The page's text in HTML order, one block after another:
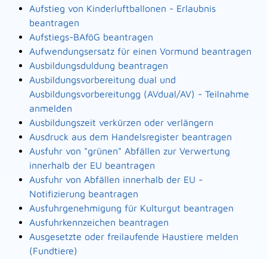
Aufstieg von Kinderluftballonen - Erlaubnis
beantragen
Aufstiegs-BAföG beantragen
Aufwendungsersatz für einen Vormund beantragen
Ausbildungsduldung beantragen
Ausbildungsvorbereitung dual und
Ausbildungsvorbereitungg (AVdual/AV) - Teilnahme
anmelden
Ausbildungszeit verkürzen oder verlängern
Ausdruck aus dem Handelsregister beantragen
Ausfuhr von "grünen" Abfällen zur Verwertung
innerhalb der EU beantragen
Ausfuhr von Abfällen innerhalb der EU -
Notifizierung beantragen
Ausfuhrgenehmigung für Kulturgut beantragen
Ausfuhrkennzeichen beantragen
Ausgesetzte oder freilaufende Haustiere melden
(Fundtiere)